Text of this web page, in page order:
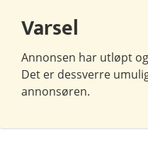
Varsel
Annonsen har utløpt
Det er dessverre
annonsøren.